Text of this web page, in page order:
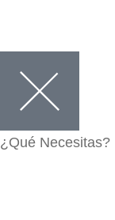
¿Qué Necesitas?